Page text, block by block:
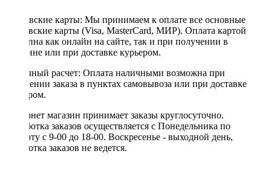
Банковские карты: Мы принимаем к оплате все основные
банковские карты (Visa, MasterCard, МИР). Оплата картой
доступна как онлайн на сайте, так и при получении в
магазине или при доставке курьером.
Наличный расчет: Оплата наличными возможна при
получении заказа в пунктах самовывоза или при доставке
курьером.
Интернет магазин принимает заказы круглосуточно.
Обработка заказов осуществляется с Понедельника по
Субботу с 9-00 до 18-00. Воскресенье - выходной день,
обработка заказов не ведется.